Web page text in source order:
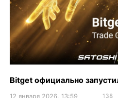
Bitget официально
12 января 2026, 13:59 138